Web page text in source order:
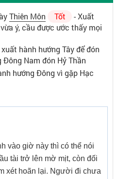
Thiên Môn Tốt
- Xuất
ý, cầu được ước thấy mọi
xuất hành hướng Tây để đón
Đông Nam đón Hỷ Thần
hướng Đông vì gặp Hạc
vào giờ này thì có thể nói
tài trở lên mờ mịt, còn đối
xét hoãn lại. Người đi chưa